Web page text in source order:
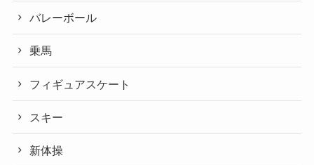
バレーボール
乗馬
フィギュアスケート
スキー
新体操